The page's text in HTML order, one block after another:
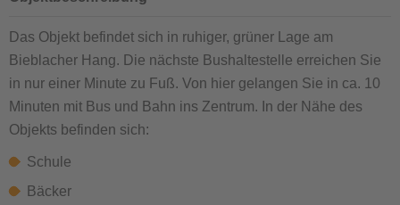
Das Objekt befindet sich in ruhiger, grüner Lage am
Bieblacher Hang. Die nächste Bushaltestelle erreichen Sie
in nur einer Minute zu Fuß. Von hier gelangen Sie in ca. 10
Minuten mit Bus und Bahn ins Zentrum. In der Nähe des
Objekts befinden sich:
Schule
Bäcker